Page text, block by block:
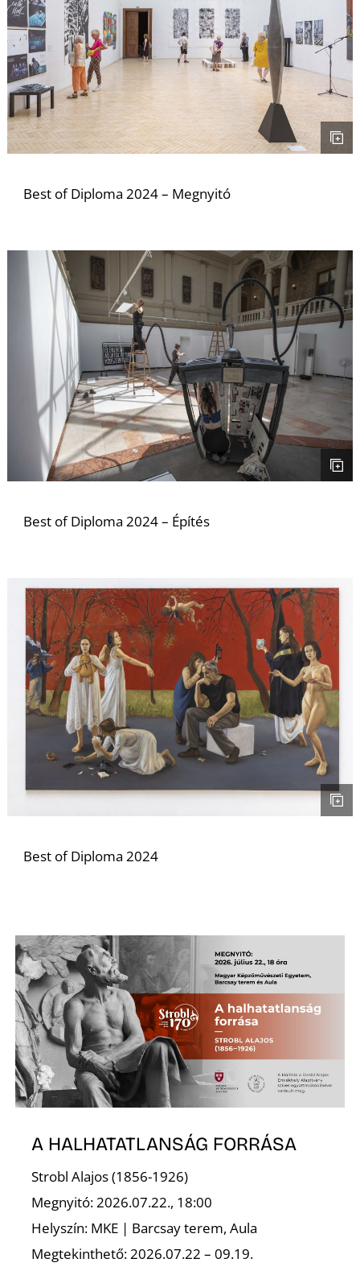
Best of Diploma 2024 – Megnyitó
Best of Diploma 2024 – Építés
Best of Diploma 2024
A HALHATATLANSÁG FORRÁSA
Strobl Alajos (1856-1926)
Megnyitó: 2026.07.22., 18:00
Helyszín: MKE | Barcsay terem, Aula
Megtekinthető: 2026.07.22 – 09.19.